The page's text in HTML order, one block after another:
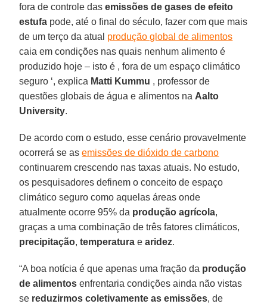
fora de controle dasemissões de gases de efeito
estufa pode, até o final do século, fazer com que mais
de um terço da atual produção global de alimentos
caia em condições nas quais nenhum alimento é
produzido hoje – isto é , fora de um espaço climático
seguro ‘, explica Matti Kummu , professor de
questões globais de água e alimentos na Aalto
University.
De acordo com o estudo, esse cenário provavelmente
ocorrerá se asemissões de dióxido de carbono
continuarem crescendo nas taxas atuais. No estudo,
os pesquisadores definem o conceito de espaço
climático seguro como aquelas áreas onde
atualmente ocorre 95% da produção agrícola,
graças a uma combinação de três fatores climáticos,
precipitação,temperatura earidez.
“A boa notícia é que apenas uma fração da produção
de alimentos enfrentaria condições ainda não vistas
se reduzirmos coletivamente as emissões, de